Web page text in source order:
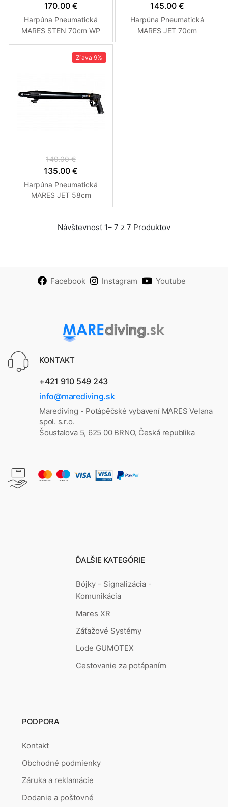
170.00 €
Harpúna Pneumatická
MARES STEN 70cm WP
145.00 €
Harpúna Pneumatická
MARES JET 70cm
Zľava 9%
149.00 €
135.00 €
Harpúna Pneumatická
MARES JET 58cm
Návštevnosť 1– 7 z 7 Produktov
Facebook Instagram Youtube
KONTAKT
+421 910 549 243
info@marediving.sk
Marediving - Potápěčské vybavení MARES Velana
spol. s.r.o.
Šoustalova 5, 625 00 BRNO, Česká republika
ĎALŠIE KATEGÓRIE
Bójky - Signalizácia -
Komunikácia
Mares XR
Záťažové Systémy
Lode GUMOTEX
Cestovanie za potápaním
PODPORA
Kontakt
Obchodné podmienky
Záruka a reklamácie
Dodanie a poštovné